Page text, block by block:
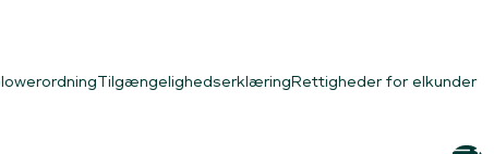
TilgængelighedserklæringRettigheder for elkunder